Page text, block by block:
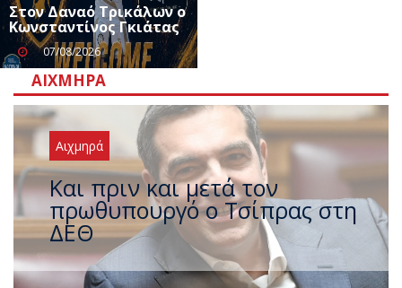
Στον Δαναό Τρικάλων ο
Κωνσταντίνος Γκιάτας
07/08/2026
ΑΙΧΜΗΡΆ
Αιχμηρά
Έρχεται νέο ισχυρό κύμα
ζέστης με 40 βαθμούς Κελσίου
– Ο καιρός έως τον
Δεκαπενταύγουστο